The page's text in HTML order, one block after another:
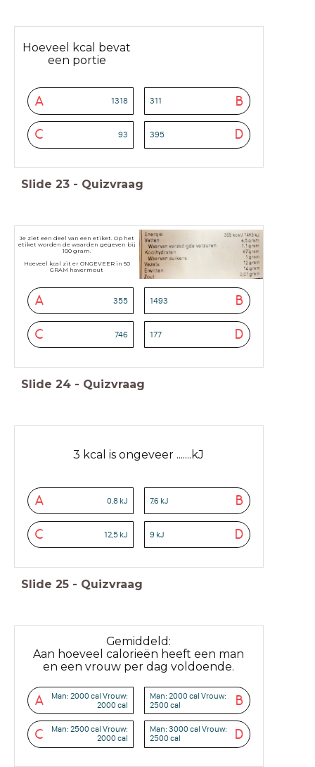
Hoeveel kcal bevat
een portie
A 1318 B
311
C 93 D
395
Slide 23 - Quizvraag
Je ziet een deel van een etiket. Op het
etiket worden de waarden gegeven bij
100 gram.
Hoeveel kcal zit er ONGEVEER in 50
GRAM havermout
A 355 B
1493
C 746 D
177
Slide 24 - Quizvraag
3 kcal is ongeveer .......kJ
A 0,8 kJ B
7,6 kJ
C 12,5 kJ D
9 kJ
Slide 25 - Quizvraag
Gemiddeld:
Aan hoeveel calorieën heeft een man
en een vrouw per dag voldoende.
A
Man: 2000 cal Vrouw:
2000 cal
B
Man: 2000 cal Vrouw:
2500 cal
C
Man: 2500 cal Vrouw:
2000 cal
D
Man: 3000 cal Vrouw:
2500 cal